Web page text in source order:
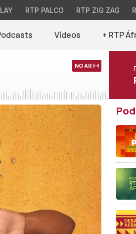
RTP PALCO RTP ZIG ZAG
Vídeos + RTP
NO AR